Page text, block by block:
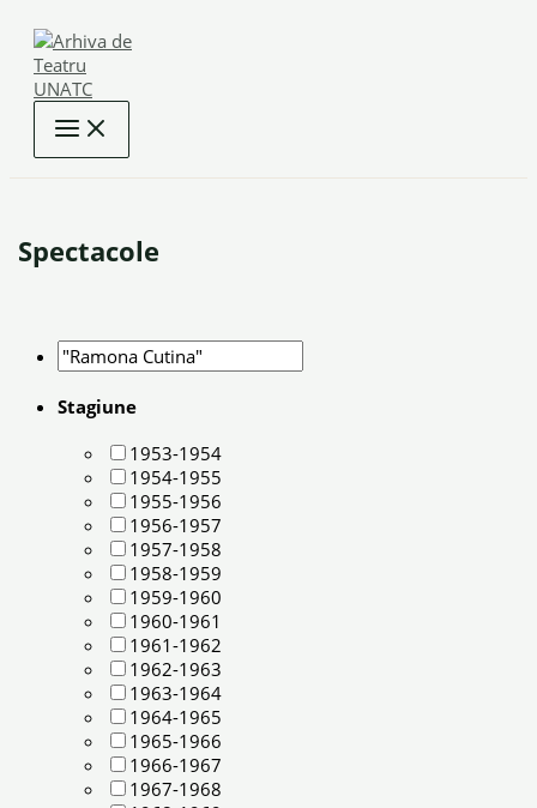
content
Spectacole
Stagiune
1953-1954
1954-1955
1955-1956
1956-1957
1957-1958
1958-1959
1959-1960
1960-1961
1961-1962
1962-1963
1963-1964
1964-1965
1965-1966
1966-1967
1967-1968